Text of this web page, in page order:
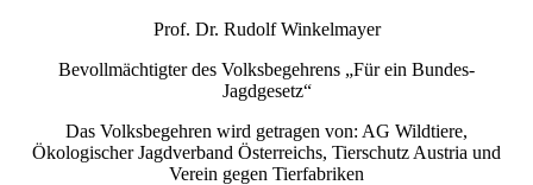
Prof. Dr. Rudolf Winkelmayer
Bevollmächtigter des Volksbegehrens „Für ein Bundes-
Jagdgesetz“
Das Volksbegehren wird getragen von: AG Wildtiere,
Ökologischer Jagdverband Österreichs, Tierschutz Austria und
Verein gegen Tierfabriken